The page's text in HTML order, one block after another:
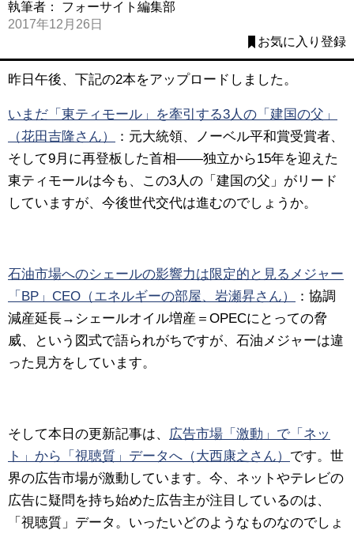
執筆者： フォーサイト編集部
2017年12月26日
お気に入り登録
昨日午後、下記の2本をアップロードしました。
いまだ「東ティモール」を牽引する3人の「建国の父」
（花田吉隆さん）
：元大統領、ノーベル平和賞受賞者、
そして9月に再登板した首相――独立から15年を迎えた
東ティモールは今も、この3人の「建国の父」がリード
していますが、今後世代交代は進むのでしょうか。
石油市場へのシェールの影響力は限定的と見るメジャー
「BP」CEO（エネルギーの部屋、岩瀬昇さん）
：協調
減産延長→シェールオイル増産＝OPECにとっての脅
威、という図式で語られがちですが、石油メジャーは違
った見方をしています。
そして本日の更新記事は、
広告市場「激動」で「ネッ
ト」から「視聴質」データへ（大西康之さん） です。世
界の広告市場が激動しています。今、ネットやテレビの
広告に疑問を持ち始めた広告主が注目しているのは、
「視聴質」データ。いったいどのようなものなのでしょ